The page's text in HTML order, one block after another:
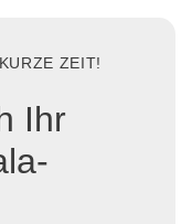
ZEIT!
Ihr